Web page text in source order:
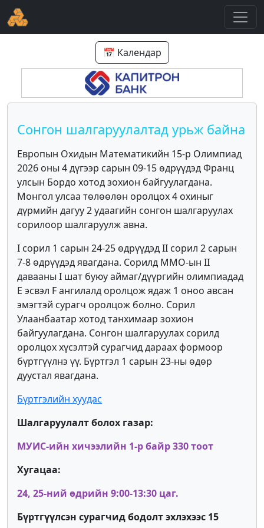
📅 Календар
Сонгон шалгаруулалтад урьж байна
Европын Охидын Математикийн 15-р Олимпиад
2026 оны 4 дүгээр сарын 09-15 өдрүүдэд Франц
улсын Бордо хотод зохион байгуулагдана.
Монгол улсаа төлөөлөн оролцох 4 охиныг
дүрмийн дагуу 2 удаагийн сонгон шалгаруулах
сорилоор шалгаруулж авна.
I сорил 1 сарын 24-25 өдрүүдэд II сорил 2 сарын
7-8 өдрүүдэд явагдана. Сорилд ММО-ын II
давааны I шат буюу аймаг/дүүргийн олимпиадад
E эсвэл F ангилалд оролцож ядаж 1 оноо авсан
эмэгтэй сурагч оролцож болно. Сорил
Улаанбаатар хотод танхимаар зохион
байгуулагдана. Сонгон шалгаруулах сорилд
оролцох хүсэлтэй сурагчид дараах формоор
бүртгүүлнэ үү. Бүртгэл 1 сарын 23-ны өдөр
дуустал явагдана.
Бүртгэлийн хуудас
Шалгаруулалт болох газар:
МУИС-ийн хичээлийн 1-р байр 330 тоот
Хугацаа:
24, 25-ний өдрийн 9:00-13:30 цаг.
Бүртгүүлсэн сурагчид бодолт эхлэхээс 15